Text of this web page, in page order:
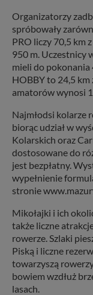
Organizatorzy
spróbowały
PRO liczy 70,5 km
950 m. Uczestnicy
mieli do pokonania
HOBBY to 24,5 km
amatorów wynosi
Najmłodsi kolarze
biorąc udział w
Kolarskich oraz
dostosowane do
jest bezpłatny.
wypełnienie
stronie
Mikołajki i ich
także liczne
rowerze. Szlaki
Piską i liczne
towarzyszą
bowiem wzdłuż
lasach.